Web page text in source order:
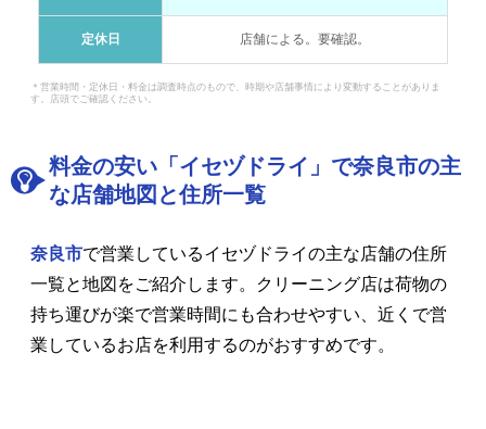
定休日 店舗による。要確認。
＊営業時間・定休日・料金は調査時点のもので、時期や店舗事情により変動することがありま
す。店頭でご確認ください。
料金の安い「イセヅドライ」で奈良市の主
な店舗地図と住所一覧
奈良市で営業しているイセヅドライの主な店舗の住所
一覧と地図をご紹介します。クリーニング店は荷物の
持ち運びが楽で営業時間にも合わせやすい、近くで営
業しているお店を利用するのがおすすめです。